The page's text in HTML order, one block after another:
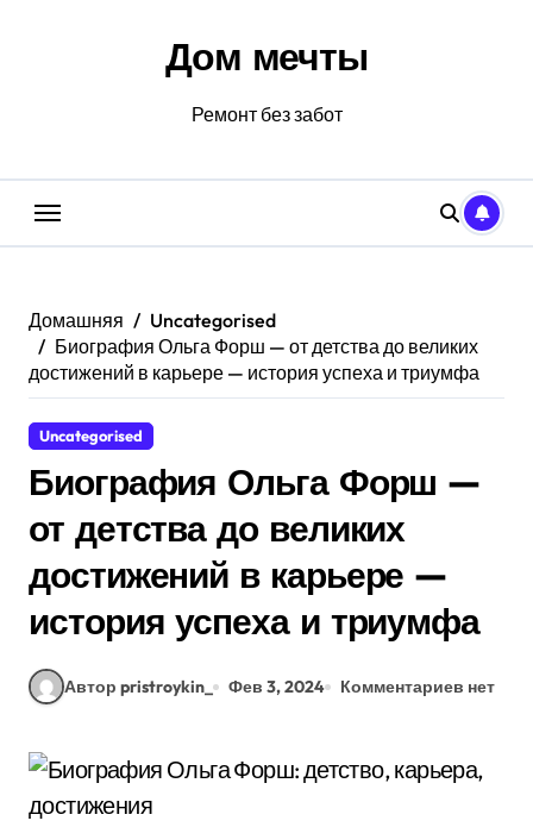
Дом мечты
Ремонт без забот
Домашняя
Uncategorised
Биография Ольга Форш — от детства до великих
достижений в карьере — история успеха и триумфа
Uncategorised
Биография Ольга Форш —
от детства до великих
достижений в карьере —
история успеха и триумфа
Автор pristroykin_ Фев 3, 2024 Комментариев нет